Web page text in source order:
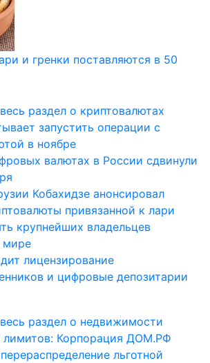
и гренки поставляются в 50
запустить операции с
в ноябре
валютах в России сдвинули
Кобахидзе анонсировал
привязанной к лари
крупнейших владельцев
мире
лицензирование
и цифровые депозитарии
лимитов: Корпорация ДОМ.РФ
льготной